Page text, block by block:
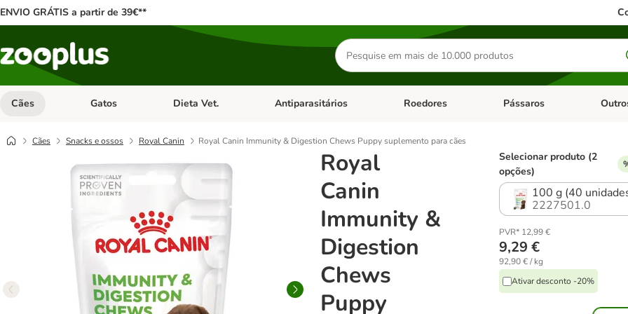
ENVIO GRÁTIS a partir de 39€**
Pesquisar
produtos
Cães Abrir menu de categoria: Cães
Gatos Abrir menu de categoria: Gatos
Dieta Vet. Abrir menu de categoria: Dieta Vet.
Antiparasitários Abrir menu de categoria: Antiparasitários
Roedores Abrir menu de categoria:
Pássaros Abrir
Cães Snacks e ossos Royal Canin Royal Canin Immunity & Digestion Chews Puppy suplemento para cães
Royal
Canin
Immunity &
Digestion
Chews
Puppy
Selecionar produto (2
opções)
100 g (40
2227501.0
PVR* 12,99 €
9,29 €
92,90 € / kg
Ativar desconto -20%